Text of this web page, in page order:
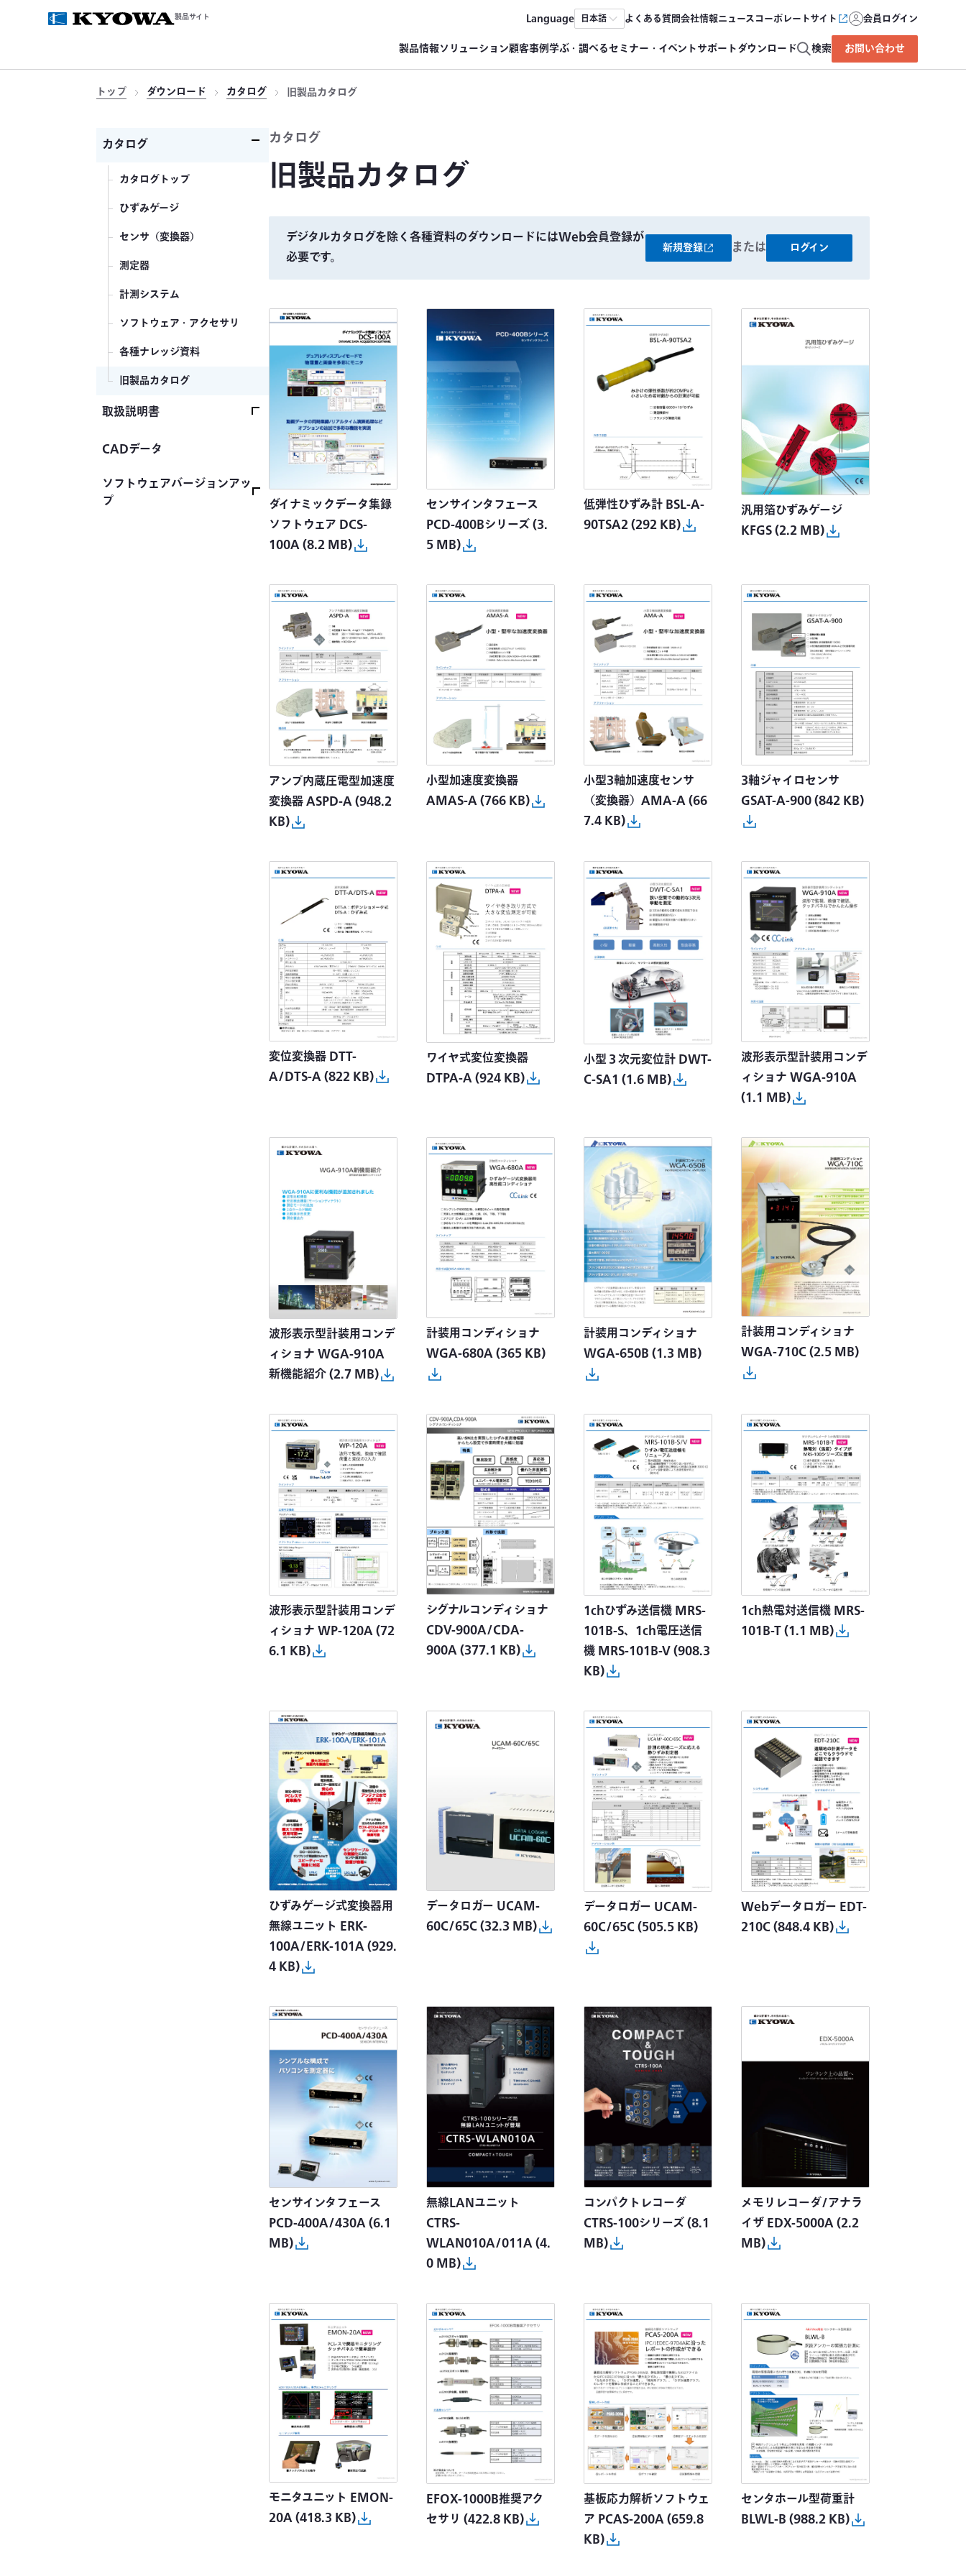
製品サイト Language 日本語 よくある質問会社情報ニュースコーポレートサイト 会員ログイン
製品情報ソリューション顧客事例学ぶ・調べるセミナー・イベントサポートダウンロード 検索 お問い合わせ
トップ ダウンロード カタログ 旧製品カタログ
カタログ
旧製品カタログ
デジタルカタログを除く各種資料のダウンロードにはWeb会員登録が
必要です。
新規登録 または ログイン
ダイナミックデータ集録
ソフトウェア DCS-
100A(8.2 MB)
センサインタフェース
PCD-400Bシリーズ(3.
5 MB)
低弾性ひずみ計 BSL-A-
90TSA2(292 KB)
汎用箔ひずみゲージ
KFGS(2.2 MB)
アンプ内蔵圧電型加速度
変換器 ASPD-A(948.2
KB)
小型加速度変換器
AMAS-A(766 KB)
小型3軸加速度センサ
（変換器）AMA-A(66
7.4 KB)
3軸ジャイロセンサ
GSAT-A-900(842 KB)
変位変換器 DTT-
A/DTS-A(822 KB)
ワイヤ式変位変換器
DTPA-A(924 KB)
小型３次元変位計 DWT-
C-SA1 (1.6 MB)
波形表示型計装用コンデ
ィショナ WGA-910A
(1.1 MB)
波形表示型計装用コンデ
ィショナ WGA-910A
新機能紹介(2.7 MB)
計装用コンディショナ
WGA-680A(365 KB)
計装用コンディショナ
WGA-650B (1.3 MB)
計装用コンディショナ
WGA-710C(2.5 MB)
波形表示型計装用コンデ
ィショナ WP-120A(72
6.1 KB)
シグナルコンディショナ
CDV-900A/CDA-
900A(377.1 KB)
1chひずみ送信機 MRS-
101B-S、1ch電圧送信
機 MRS-101B-V(908.3
KB)
1ch熱電対送信機 MRS-
101B-T(1.1 MB)
ひずみゲージ式変換器用
無線ユニット ERK-
100A/ERK-101A(929.
4 KB)
データロガー UCAM-
60C/65C(32.3 MB)
データロガー UCAM-
60C/65C(505.5 KB)
Webデータロガー EDT-
210C(848.4 KB)
センサインタフェース
PCD-400A/430A(6.1
MB)
無線LANユニット
CTRS-
WLAN010A/011A(4.
0 MB)
コンパクトレコーダ
CTRS-100シリーズ(8.1
MB)
メモリレコーダ/アナラ
イザ EDX-5000A(2.2
MB)
モニタユニット EMON-
20A(418.3 KB)
EFOX-1000B推奨アク
セサリ (422.8 KB)
基板応力解析ソフトウェ
ア PCAS-200A(659.8
KB)
センタホール型荷重計
BLWL-B (988.2 KB)
カタログ
カタログトップ
ひずみゲージ
センサ（変換器）
測定器
計測システム
ソフトウェア・アクセサリ
各種ナレッジ資料
旧製品カタログ
取扱説明書
取扱説明書トップ
ひずみゲージ
CADデータ
ソフトウェアバージョンアッ
プ